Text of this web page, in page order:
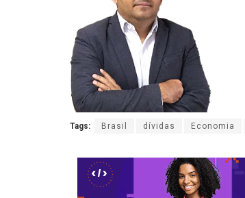
Tags: Brasil dívidas Economia